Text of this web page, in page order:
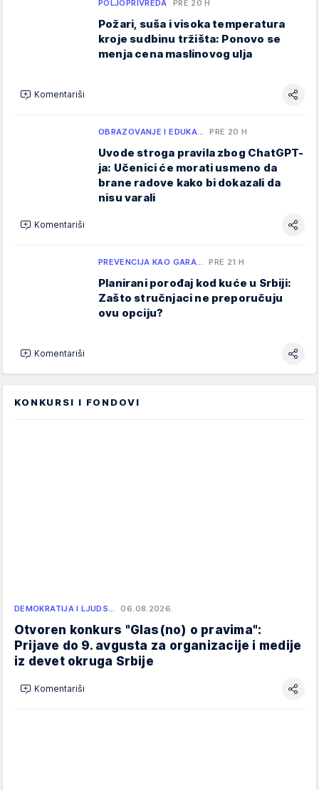
POLJOPRIVREDA PRE 20 H
Požari, suša i visoka temperatura
kroje sudbinu tržišta: Ponovo se
menja cena maslinovog ulja
Komentariši
OBRAZOVANJE I EDUKA… PRE 20 H
Uvode stroga pravila zbog ChatGPT-
ja: Učenici će morati usmeno da
brane radove kako bi dokazali da
nisu varali
Komentariši
PREVENCIJA KAO GARA… PRE 21 H
Planirani porođaj kod kuće u Srbiji:
Zašto stručnjaci ne preporučuju
ovu opciju?
Komentariši
KONKURSI I FONDOVI
DEMOKRATIJA I LJUDS… 06.08.2026.
Otvoren konkurs "Glas(no) o pravima":
Prijave do 9. avgusta za organizacije i medije
iz devet okruga Srbije
Komentariši